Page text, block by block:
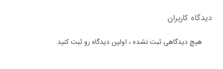
دیدگاه کاربران
هیچ دیدگاهی ثبت نشده ، اولین دیدگاه رو ثبت کنید.